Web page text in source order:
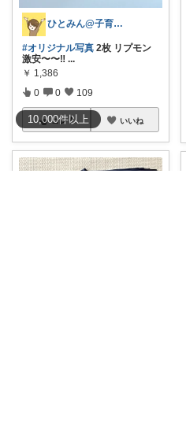
10,000件以上
ひとみん@子育てと可愛いもの好き⚮̈
#オリジナル写真 2枚 リプモン
激安〜〜‼ ...
￥ 1,386
0 0 109
コレ いいね